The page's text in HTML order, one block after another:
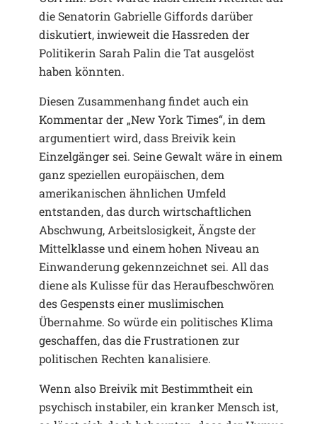
die Senatorin Gabrielle Giffords darüber
diskutiert, inwieweit die Hassreden der
Politikerin Sarah Palin die Tat ausgelöst
haben könnten.
Diesen Zusammenhang findet auch ein
Kommentar der „New York Times“, in dem
argumentiert wird, dass Breivik kein
Einzelgänger sei. Seine Gewalt wäre in einem
ganz speziellen europäischen, dem
amerikanischen ähnlichen Umfeld
entstanden, das durch wirtschaftlichen
Abschwung, Arbeitslosigkeit, Ängste der
Mittelklasse und einem hohen Niveau an
Einwanderung gekennzeichnet sei. All das
diene als Kulisse für das Heraufbeschwören
des Gespensts einer muslimischen
Übernahme. So würde ein politisches Klima
geschaffen, das die Frustrationen zur
politischen Rechten kanalisiere.
Wenn also Breivik mit Bestimmtheit ein
psychisch instabiler, ein kranker Mensch ist,